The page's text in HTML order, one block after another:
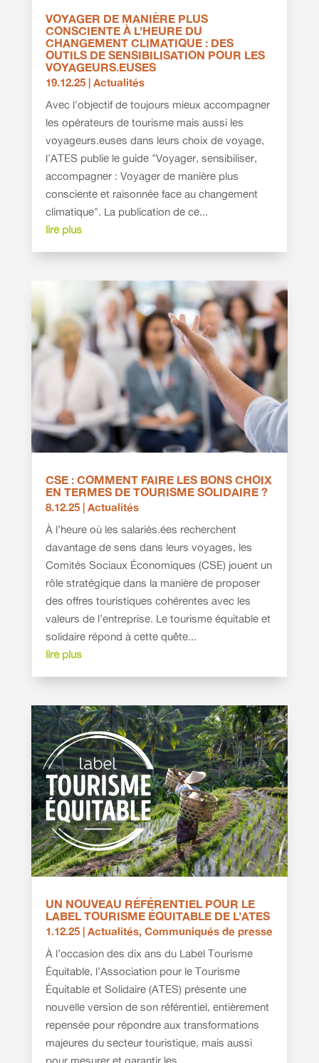
VOYAGER DE MANIÈRE PLUS
CONSCIENTE À L’HEURE DU
CHANGEMENT CLIMATIQUE : DES
OUTILS DE SENSIBILISATION POUR LES
VOYAGEURS.EUSES
19.12.25| Actualités
Avec l'objectif de toujours mieux accompagner
les opérateurs de tourisme mais aussi les
voyageurs.euses dans leurs choix de voyage,
l'ATES publie le guide "Voyager, sensibiliser,
accompagner : Voyager de manière plus
consciente et raisonnée face au changement
climatique". La publication de ce...
lire plus
CSE : COMMENT FAIRE LES BONS CHOIX
EN TERMES DE TOURISME SOLIDAIRE ?
8.12.25| Actualités
À l’heure où les salariés.ées recherchent
davantage de sens dans leurs voyages, les
Comités Sociaux Économiques (CSE) jouent un
rôle stratégique dans la manière de proposer
des offres touristiques cohérentes avec les
valeurs de l’entreprise. Le tourisme équitable et
solidaire répond à cette quête...
lire plus
UN NOUVEAU RÉFÉRENTIEL POUR LE
LABEL TOURISME ÉQUITABLE DE L’ATES
1.12.25| Actualités, Communiqués de presse
À l’occasion des dix ans du Label Tourisme
Équitable, l’Association pour le Tourisme
Équitable et Solidaire (ATES) présente une
nouvelle version de son référentiel, entièrement
repensée pour répondre aux transformations
majeures du secteur touristique, mais aussi